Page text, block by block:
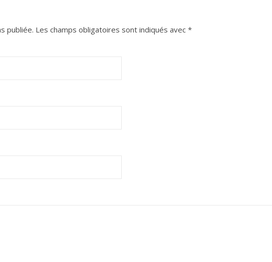
publiée. Les champs obligatoires sont indiqués avec *